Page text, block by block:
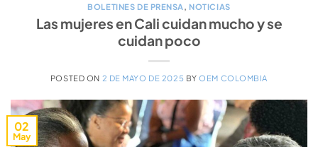
BOLETINES DE PRENSA,NOTICIAS
Las mujeres en Cali cuidan mucho y se
cuidan poco
POSTED ON 2 DE MAYO DE 2025 BYOEM COLOMBIA
02
May